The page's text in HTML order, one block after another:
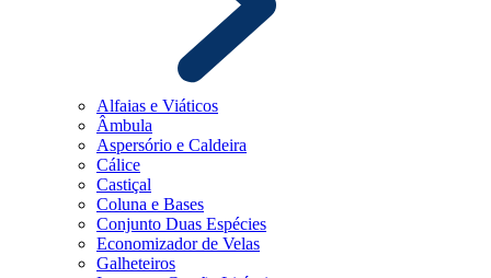
Alfaias e Viáticos
Âmbula
Aspersório e Caldeira
Cálice
Castiçal
Coluna e Bases
Conjunto Duas Espécies
Economizador de Velas
Galheteiros